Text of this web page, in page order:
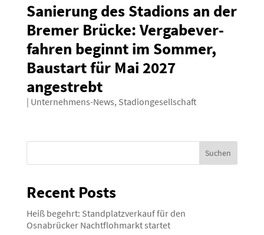
Sanierung des Stadions an der
Bremer Brücke: Verga­be­ver­
fahren beginnt im Sommer,
Baustart für Mai 2027
angestrebt
| Unternehmens-News, Stadiongesellschaft
Suchen
Recent Posts
Heiß begehrt: Stand­platz­verkauf für den
Osnabrücker Nacht­floh­markt startet